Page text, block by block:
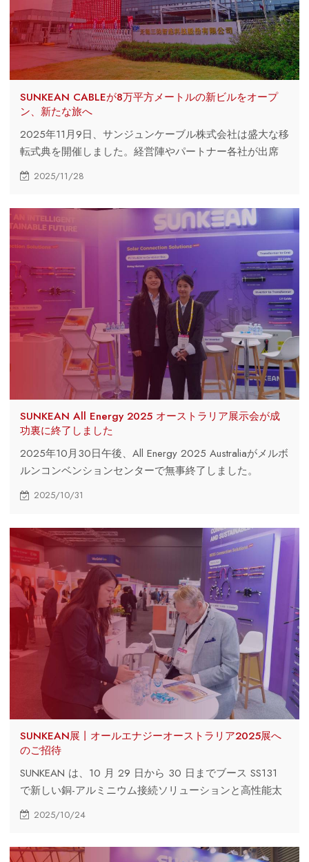
SUNKEAN CABLEが8万平方メートルの新ビルをオープ
ン、新たな旅へ
2025年11月9日、サンジュンケーブル株式会社は盛大な移
転式典を開催しました。経営陣やパートナー各社が出席
し、獅子舞や除幕式が行われたこの式典は、重要な節目を
来に向けた三位一体のWin-Win理念に尽力しています。
2025/11/28
SUNKEAN All Energy 2025 オーストラリア展示会が成
功裏に終了しました
2025年10月30日午後、All Energy 2025 Australiaがメルボ
ルンコンベンションセンターで無事終了しました。
2025/10/31
SUNKEAN展丨オールエナジーオーストラリア2025展へ
のご招待
SUNKEAN は、10 月 29 日から 30 日までブース SS131
で新しい銅-アルミニウム接続ソリューションと高性能太
陽光発電ケーブルおよびハーネスを展示します。
2025/10/24